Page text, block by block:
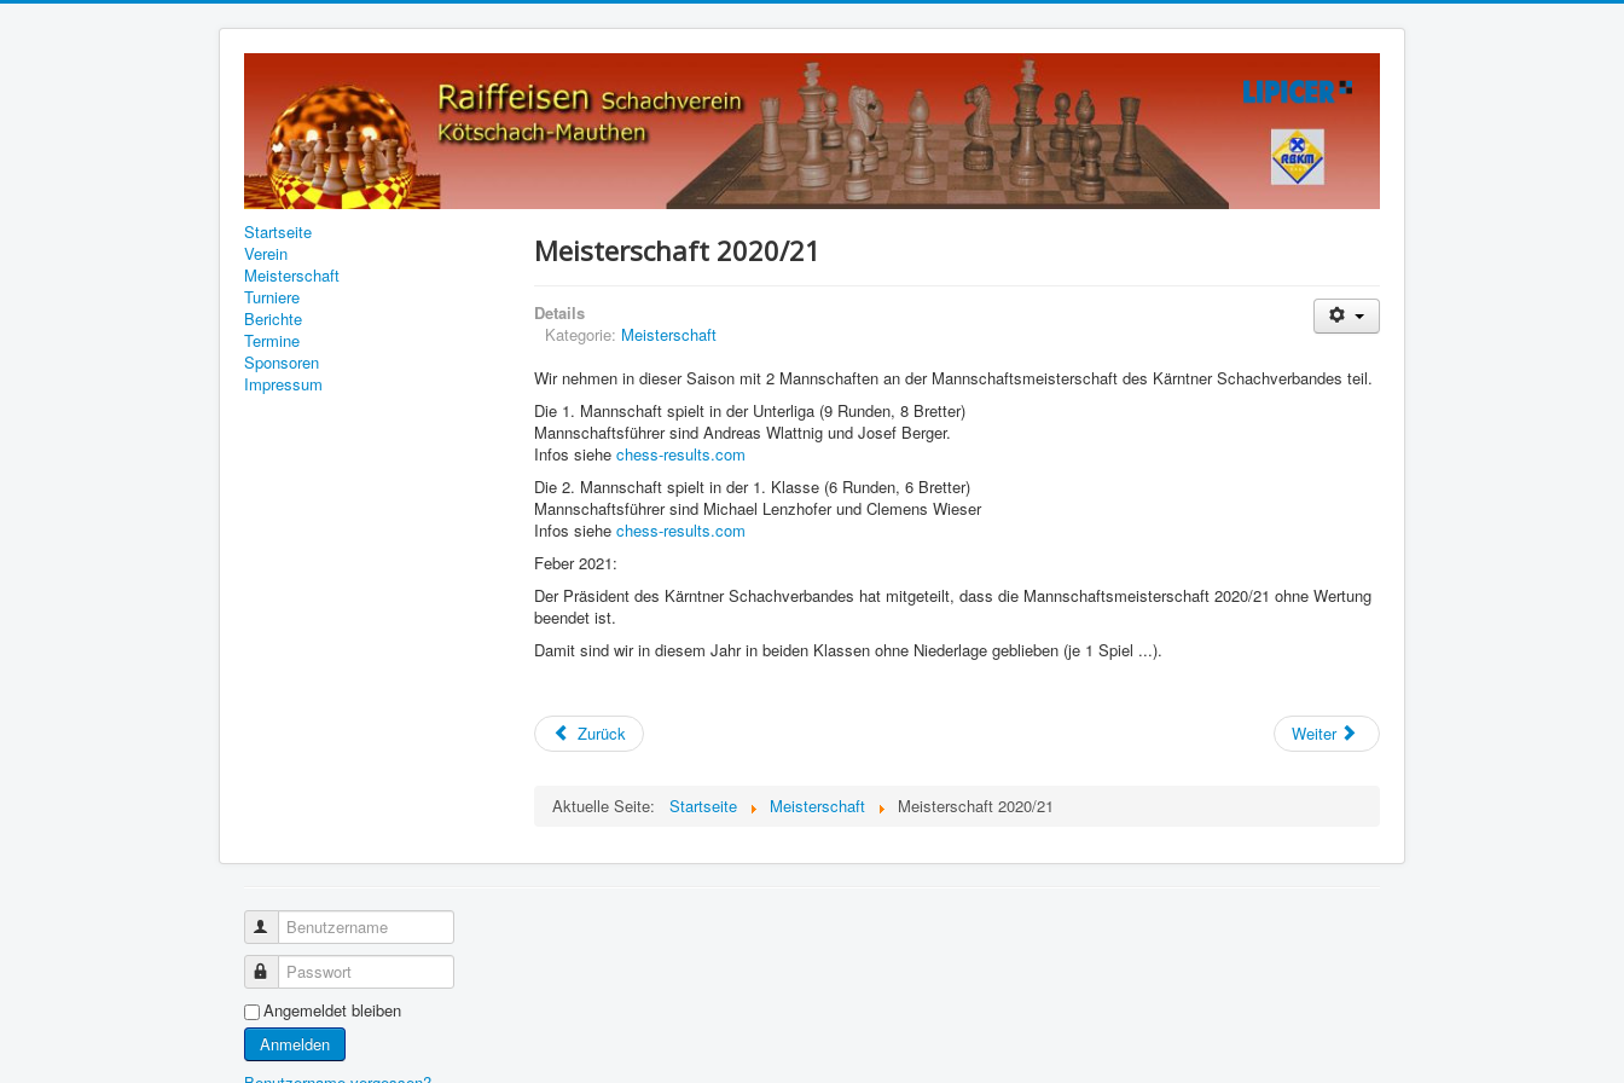
Startseite
Verein
Meisterschaft
Turniere
Berichte
Termine
Sponsoren
Impressum
Meisterschaft 2020/21
Details
Kategorie: Meisterschaft
Wir nehmen in dieser Saison mit 2 Mannschaften an der Mannschaftsmeisterschaft des Kärntner Schachverbandes teil.
Die 1. Mannschaft spielt in der Unterliga (9 Runden, 8 Bretter)
Mannschaftsführer sind Andreas Wlattnig und Josef Berger.
Infos siehe chess-results.com
Die 2. Mannschaft spielt in der 1. Klasse (6 Runden, 6 Bretter)
Mannschaftsführer sind Michael Lenzhofer und Clemens Wieser
Infos siehe chess-results.com
Feber 2021:
Der Präsident des Kärntner Schachverbandes hat mitgeteilt, dass die Mannschaftsmeisterschaft 2020/21 ohne Wertung
beendet ist.
Damit sind wir in diesem Jahr in beiden Klassen ohne Niederlage geblieben (je 1 Spiel ...).
Zurück Weiter
Aktuelle Seite: Startseite Meisterschaft Meisterschaft 2020/21
Benutzername
Passwort
Angemeldet bleiben
Anmelden